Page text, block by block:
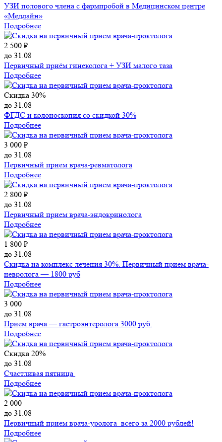
УЗИ полового члена с фармпробой в Медицинском центре
«Медлайн»
Подробнее
2 500 ₽
до 31.08
Первичный приём гинеколога + УЗИ малого таза
Подробнее
Скидка 30%
до 31.08
ФГДС и колоноскопия со скидкой 30%
Подробнее
3 000 ₽
до 31.08
Первичный прием врача-ревматолога
Подробнее
2 800 ₽
до 31.08
Первичный прием врача-эндокринолога
Подробнее
1 800 ₽
до 31.08
Скидка на комплекс лечения 30%. Первичный прием врача-
невролога — 1800 руб
Подробнее
3 000
до 31.08
Прием врача — гастроэнтеролога 3000 руб.
Подробнее
Скидка 20%
до 31.08
Счастливая пятница
Подробнее
2 000
до 31.08
Первичный прием врача-уролога всего за 2000 рублей!
Подробнее